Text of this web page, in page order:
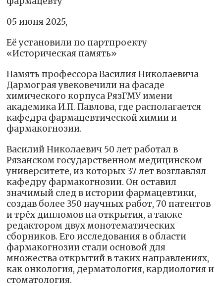
05 июня 2025,
Её установили по партпроекту
«Историческая память»
Память профессора Василия Николаевича
Дармограя увековечили на фасаде
химического корпуса РязГМУ имени
академика И.П. Павлова, где располагается
кафедра фармацевтической химии и
фармакогнозии.
Василий Николаевич 50 лет работал в
Рязанском государственном медицинском
университете, из которых 37 лет возглавлял
кафедру фармакогнозии. Он оставил
значимый след в истории фармацевтики,
создав более 350 научных работ, 70 патентов
и трёх дипломов на открытия, а также
редактором двух монотематических
сборников. Его исследования в области
фармакогнозии стали основой для
множества открытий в таких направлениях,
как онкология, дерматология, кардиология и
стоматология.